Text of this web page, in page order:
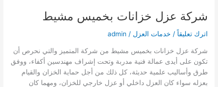
شركة عزل خزانات بخميس مشيط
اترك تعليقاً / خدمات العزل /
admin
شركة عزل خزانات بخميس مشيط من شركة المتميز والتي نحرص أن
تكون على أيدى عمالة فنية مدربة وتحت إشراف مهندسين أكفاء، ووفق
طرق وأساليب علمية حديثة، كل ذلك من أجل حماية الخزان والقيام
بعزله سواء كان العزل داخلي أو عزل خارجي للخزان، ومهما كان